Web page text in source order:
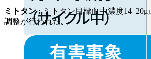
ミトタン : ミトタン目標血中濃度
調整が行われた｡